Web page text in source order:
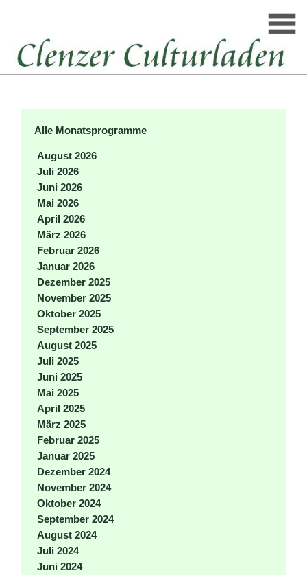
Alle Monatsprogramme
August 2026
Juli 2026
Juni 2026
Mai 2026
April 2026
März 2026
Februar 2026
Januar 2026
Dezember 2025
November 2025
Oktober 2025
September 2025
August 2025
Juli 2025
Juni 2025
Mai 2025
April 2025
März 2025
Februar 2025
Januar 2025
Dezember 2024
November 2024
Oktober 2024
September 2024
August 2024
Juli 2024
Juni 2024